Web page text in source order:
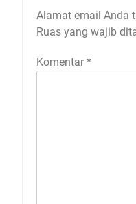
Alamat email Anda
Ruas yang wajib
Komentar *